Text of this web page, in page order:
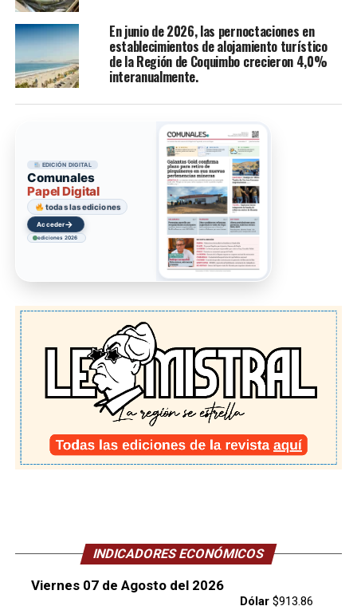
En junio de 2026, las pernoctaciones en
establecimientos de alojamiento turístico
de la Región de Coquimbo crecieron 4,0%
interanualmente.
EDICIÓN DIGITAL
Comunales
Papel Digital
todas las ediciones
Acceder→
ediciones 2026
INDICADORES ECONÓMICOS
Viernes 07 de Agosto del 2026
Dólar$913.86